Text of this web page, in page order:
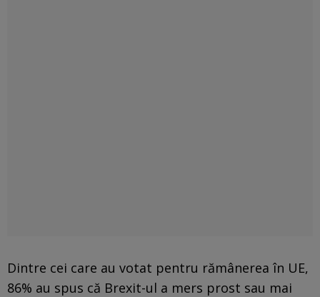
Dintre cei care au votat pentru rămânerea în UE,
86% au spus că Brexit-ul a mers prost sau mai